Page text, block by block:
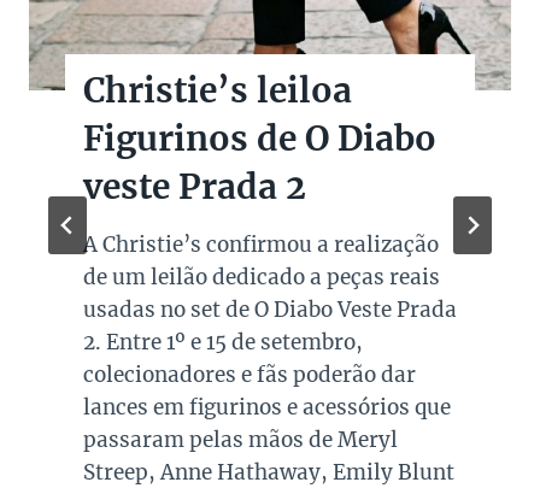
Christie’s leiloa
Figurinos de O Diabo
veste Prada 2
A Christie’s confirmou a realização
de um leilão dedicado a peças reais
usadas no set de O Diabo Veste Prada
2. Entre 1º e 15 de setembro,
colecionadores e fãs poderão dar
lances em figurinos e acessórios que
passaram pelas mãos de Meryl
Streep, Anne Hathaway, Emily Blunt